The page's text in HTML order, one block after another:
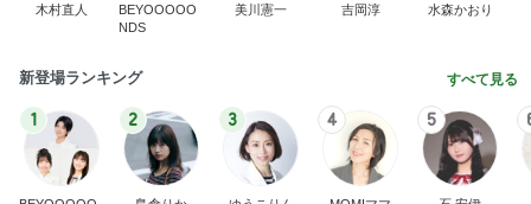
木村直人
BEYOOOOO
NDS
美川憲一 吉岡淳 水森かおり
新登場ランキング すべて見る
1 2 3 4 5